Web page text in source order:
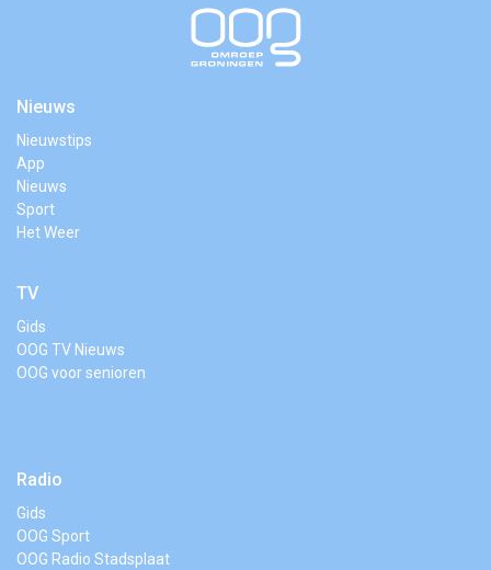
Nieuws
Nieuwstips
App
Nieuws
Sport
Het Weer
TV
Gids
OOG TV Nieuws
OOG voor senioren
Radio
Gids
OOG Sport
OOG Radio Stadsplaat